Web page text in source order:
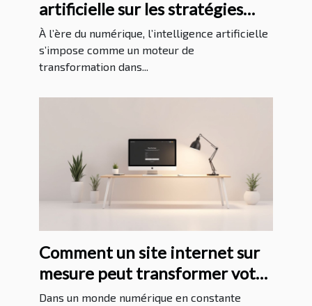
artificielle sur les stratégies
marketing modernes
À l’ère du numérique, l’intelligence artificielle
s’impose comme un moteur de
transformation dans...
Comment un site internet sur
mesure peut transformer votre
entreprise
Dans un monde numérique en constante